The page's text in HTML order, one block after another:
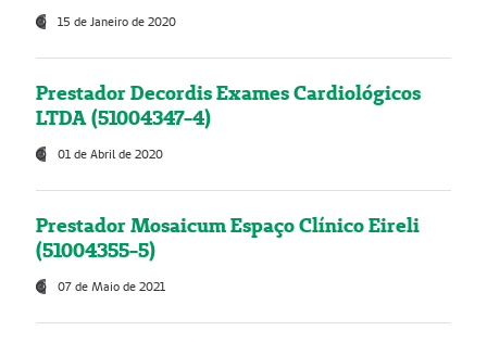
15 de Janeiro de 2020
Prestador Decordis Exames Cardiológicos
LTDA (51004347-4)
01 de Abril de 2020
Prestador Mosaicum Espaço Clínico Eireli
(51004355-5)
07 de Maio de 2021